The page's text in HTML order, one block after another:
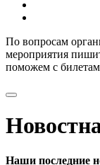
По вопросам
мероприятия
поможем с
Наши последние